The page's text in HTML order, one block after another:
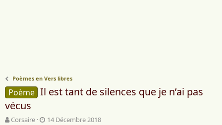
Poèmes en Vers libres
Poème Il est tant de silences que je n’ai pas
vécus
A
Corsaire
D
14 Décembre 2018